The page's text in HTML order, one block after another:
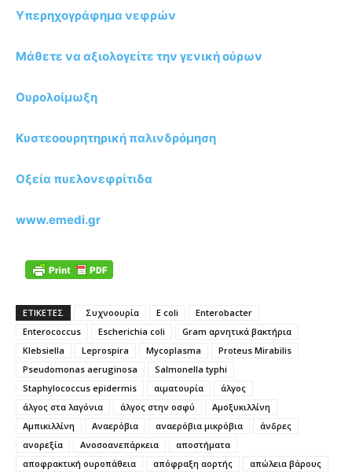
Υπερηχογράφημα νεφρών
Μάθετε να αξιολογείτε την γενική ούρων
Ουρολοίμωξη
Κυστεοουρητηρική παλινδρόμηση
Οξεία πυελονεφρίτιδα
www.emedi.gr
ΕΤΙΚΕΤΕΣ Συχνοουρία E coli
Enterobacter
Enterococcus
Escherichia coli
Gram αρνητικά βακτήρια
Klebsiella
Leprospira Mycoplasma
Proteus Mirabilis
Pseudomonas aeruginosa
Salmonella typhi
Staphylococcus epidermis
αιματουρία
άλγος
άλγος στα λαγόνια
άλγος στην οσφύ
Αμοξυκιλλίνη
Αμπικιλλίνη
Αναερόβια αναερόβια μικρόβια
άνδρες
ανορεξία
Ανοσοανεπάρκεια
αποστήματα
αποφρακτική ουροπάθεια
απόφραξη αορτής
απώλεια βάρους